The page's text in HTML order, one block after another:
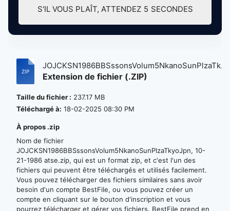
S'IL VOUS PLAÎT, ATTENDEZ 4 SECONDES
JOJCKSN1986BBSssonsVolum5NkanoSunPlzaTk...
Extension de fichier (.ZIP)
Taille du fichier : 237.17 MB
Téléchargé à: 18-02-2025 08:30 PM
À propos .zip
Nom de fichier
JOJCKSN1986BBSssonsVolum5NkanoSunPlzaTkyoJpn, 10-
21-1986 atse.zip, qui est un format zip, et c'est l'un des
fichiers qui peuvent être téléchargés et utilisés facilement.
Vous pouvez télécharger des fichiers similaires sans avoir
besoin d'un compte BestFile, ou vous pouvez créer un
compte en cliquant sur le bouton d'inscription et vous
pourrez télécharger et gérer vos fichiers. BestFile prend en